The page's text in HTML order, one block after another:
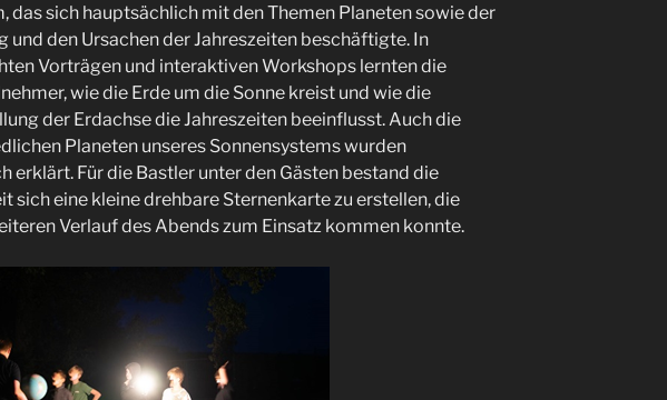
das sich hauptsächlich mit den Themen Planeten sowie der
und den Ursachen der Jahreszeiten beschäftigte. In
Vorträgen und interaktiven Workshops lernten die
wie die Erde um die Sonne kreist und wie die
der Erdachse die Jahreszeiten beeinflusst. Auch die
Planeten unseres Sonnensystems wurden
erklärt. Für die Bastler unter den Gästen bestand die
sich eine kleine drehbare Sternenkarte zu erstellen, die
Verlauf des Abends zum Einsatz kommen konnte.